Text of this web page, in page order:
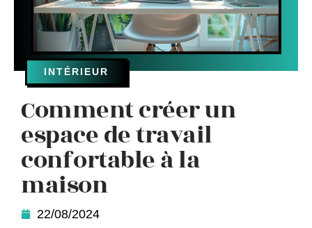
INTÉRIEUR
Comment créer un
espace de travail
confortable à la
maison
22/08/2024